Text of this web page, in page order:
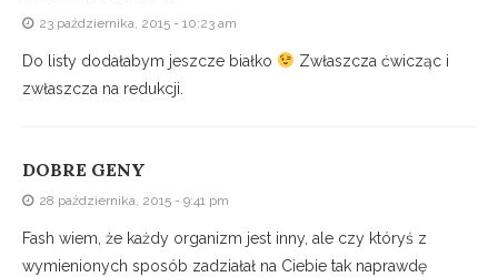
23 października, 2015 - 10:23 am
Do listy dodałabym jeszcze białko
Zwłaszcza ćwicząc i
zwłaszcza na redukcji.
DOBRE GENY
28 października, 2015 - 9:41 pm
Fash wiem, że każdy organizm jest inny, ale czy któryś z
wymienionych sposób zadziałał na Ciebie tak naprawdę